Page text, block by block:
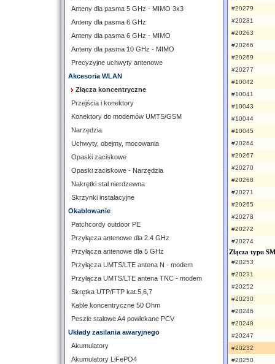
Anteny dla pasma 5 GHz - MIMO 3x3
Anteny dla pasma 6 GHz
Anteny dla pasma 6 GHz - MIMO
Anteny dla pasma 10 GHz - MIMO
Precyzyjne uchwyty antenowe
Akcesoria WLAN
Złącza koncentryczne
Przejścia i konektory
Konektory do modemów UMTS/GSM
Narzędzia
Uchwyty, obejmy, mocowania
Opaski zaciskowe
Opaski zaciskowe - Narzędzia
Nakrętki stal nierdzewna
Skrzynki instalacyjne
Okablowanie
Patchcordy outdoor PE
Przyłącza antenowe dla 2.4 GHz
Przyłącza antenowe dla 5 GHz
Przyłącza UMTS/LTE antena N - modem
Przyłącza UMTS/LTE antena TNC - modem
Skrętka UTP/FTP kat.5,6,7
Kable koncentryczne 50 Ohm
Peszle stalowe A4 powlekane PCV
Układy zasilania awaryjnego
Akumulatory
Akumulatory LiFePO4
#20279
#20281
#20263
#20266
#20269
#20277
#10042
#10041
#10043
#10044
#10045
#20264
#20267
#20270
#20268
#20271
#20265
#20278
#20272
#20274
Złącza typu
#20253
#20231
#20252
#20230
#20246
#20248
#20247
#20232
#20250